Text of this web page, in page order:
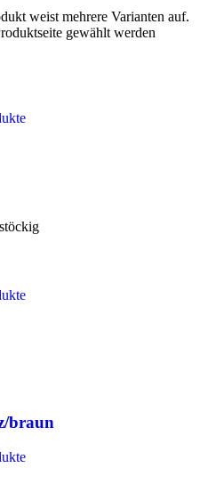
weist mehrere Varianten auf.
gewählt werden
braun